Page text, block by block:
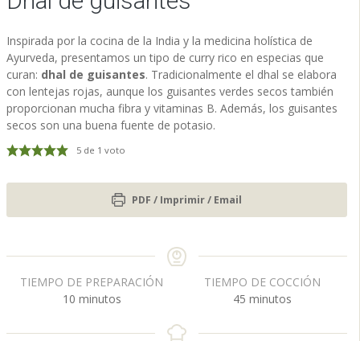
Inspirada por la cocina de la India y la medicina holística de
Ayurveda, presentamos un tipo de curry rico en especias que
curan: dhal de guisantes. Tradicionalmente el dhal se elabora
con lentejas rojas, aunque los guisantes verdes secos también
proporcionan mucha fibra y vitaminas B. Además, los guisantes
secos son una buena fuente de potasio.
5de 1 voto
PDF / Imprimir / Email
TIEMPO DE PREPARACIÓN
10m
n
minutos
TIEMPO DE COCCIÓN
45m
n
minutos